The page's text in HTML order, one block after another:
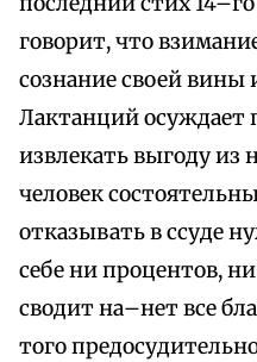
говорит, что
сознание своей вины
Лактанций осуждает
извлекать выгоду из
человек
отказывать в ссуде
себе ни процентов,
сводит на–нет все
того